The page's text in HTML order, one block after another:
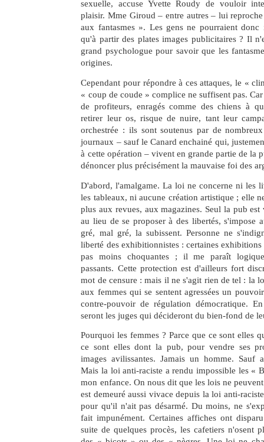
sexuelle, accuse Yvette Roudy de vouloir
plaisir. Mme Giroud – entre autres – lui
aux fantasmes ». Les gens ne pourraient donc
qu'à partir des plates images publicitaires ? Il
grand psychologue pour savoir que les
origines.
Cependant pour répondre à ces attaques, le «
« coup de coude » complice ne suffisent pas.
de profiteurs, enragés comme des chiens à
retirer leur os, risque de nuire, tant leur
orchestrée : ils sont soutenus par de
journaux – sauf le Canard enchainé qui,
à cette opération – vivent en grande partie de la
dénoncer plus précisément la mauvaise foi des
D'abord, l'amalgame. La loi ne concerne ni les
les tableaux, ni aucune création artistique ; elle
plus aux revues, aux magazines. Seul la pub est
au lieu de se proposer à des libertés, s'impose
gré, mal gré, la subissent. Personne ne
liberté des exhibitionnistes : certaines
pas moins choquantes ; il me paraît
passants. Cette protection est d'ailleurs fort
mot de censure : mais il ne s'agit rien de tel : la
aux femmes qui se sentent agressées un
contre-pouvoir de régulation démocratique.
seront les juges qui décideront du bien-fond de
Pourquoi les femmes ? Parce que ce sont elles
ce sont elles dont la pub, pour vendre ses
images avilissantes. Jamais un homme. Sauf
Mais la loi anti-raciste a rendu impossible les «
mon enfance. On nous dit que les lois ne
est demeuré aussi vivace depuis la loi anti-
pour qu'il n'ait pas désarmé. Du moins, ne
fait impunément. Certaines affiches ont
suite de quelques procès, les cafetiers n'osent